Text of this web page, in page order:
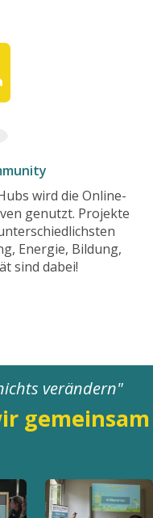
wird die Online-
genutzt. Projekte
Energie, Bildung,
sind dabei!
verändern"
gemeinsam